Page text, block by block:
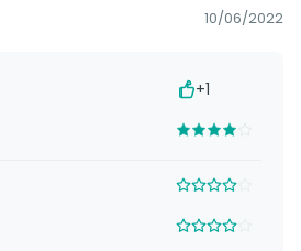
10/06/2022
+1